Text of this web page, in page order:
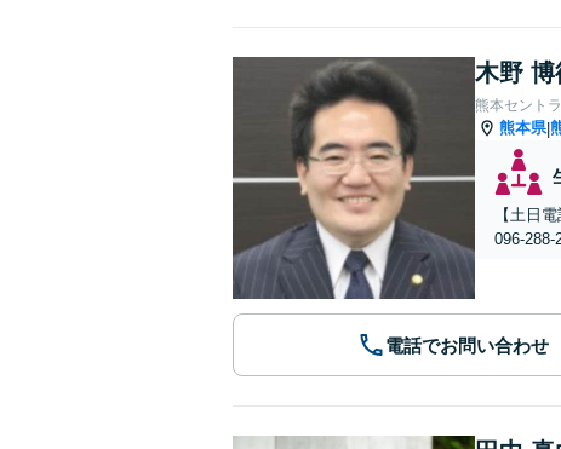
木野 博
熊本セント
熊本県|
【土日
096-288-
電話でお問い合わせ